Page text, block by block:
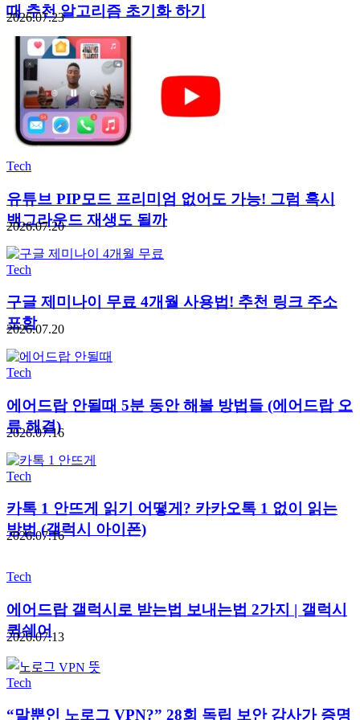
때 추천 알고리즘 초기화 하기
2026.07.23
Tech
유튜브 PIP모드 프리미엄 없어도 가능! 그럼 혹시
백그라운드 재생도 될까
2026.07.20
Tech
구글 제미나이 무료 4개월 사용법! 추천 링크 주소
포함
2026.07.20
Tech
에어드랍 안될때 5분 동안 해볼 방법들 (에어드랍 오
류 해결)
2026.07.16
Tech
카톡 1 안뜨게 읽기 어떻게? 카카오톡 1 없이 읽는
방법 (갤럭시 아이폰)
2026.07.16
Tech
에어드랍 갤럭시로 받는법 보내는법 2가지 | 갤럭시
퀵쉐어
2026.07.13
Tech
“말뿐인 노로그 VPN?” 28회 독립 보안 감사가 증명